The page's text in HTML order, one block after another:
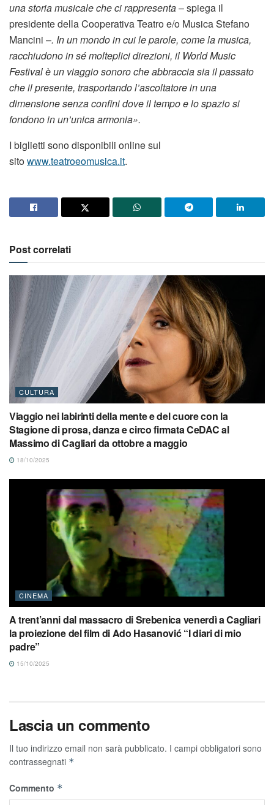
una storia musicale che ci rappresenta– spiega il
presidente della Cooperativa Teatro e/o Musica Stefano
Mancini –. In un mondo in cui le parole, come la musica,
racchiudono in sé molteplici direzioni, il World Music
Festival è un viaggio sonoro che abbraccia sia il passato
che il presente, trasportando l’ascoltatore in una
dimensione senza confini dove il tempo e lo spazio si
fondono in un’unica armonia».
I biglietti sono disponibili online sul
sitowww.teatroeomusica.it.
Post correlati
CULTURA
Viaggio nei labirinti della mente e del cuore con la
Stagione di prosa, danza e circo firmata CeDAC al
Massimo di Cagliari da ottobre a maggio
18/10/2025
CINEMA
A trent’anni dal massacro di Srebenica venerdì a Cagliari
la proiezione del film di Ado Hasanović “I diari di mio
padre”
15/10/2025
Lascia un commento
Il tuo indirizzo email non sarà pubblicato. I campi obbligatori sono
contrassegnati *
Commento *